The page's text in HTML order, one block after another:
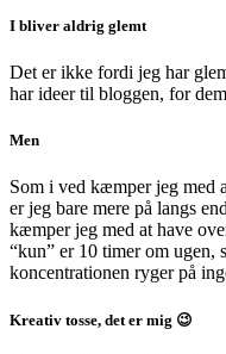
I bliver aldrig glemt
Det er ikke fordi jeg har
har ideer til bloggen, for
Men
Som i ved kæmper jeg med
er jeg bare mere på langs
kæmper jeg med at have
“kun” er 10 timer om ugen,
koncentrationen ryger på
Kreativ tosse, det er mig 😉